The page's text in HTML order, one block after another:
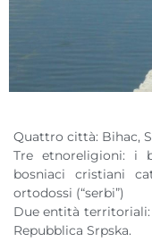
Quattro città: Bihac,
Tre etnoreligioni: i
bosniaci cristiani
ortodossi (“serbi”)
Due entità territoriali:
Repubblica Srpska.